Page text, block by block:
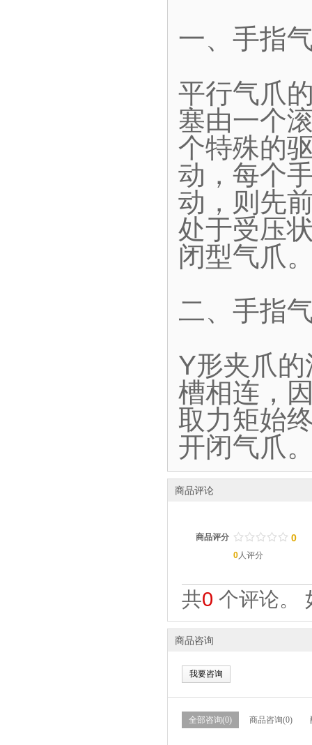
一、手指
平行气爪
塞由一个
个特殊的
动，每个
动，则先
处于受压
闭型气爪
二、手指
Y形夹爪
槽相连，
取力矩始
开闭气爪
商品评论
商品评分 / / / / /
. . . . . 0
0人评分
共0 个评论。
商品咨询
我要咨询
全部咨询(0) 商品咨询(0)